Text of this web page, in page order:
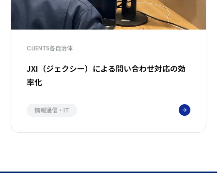
CLIENTS各自治体
JXI（ジェクシー）による問い合わせ対応の効
率化
情報通信・IT